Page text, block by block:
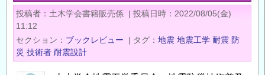
ク
講
演
会
＜
投稿者 土木学会書籍販売係 | 投稿日時
2022/08/05(金)
11:12
セクション
ブックレビュー | タグ 地震 地震工学 耐震 防
災 技術者 耐震設計